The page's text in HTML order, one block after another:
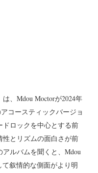
は、Mdou Moctorが2024年
コースティックバージョ
ドロックを中心とする前
とリズムの面白さが前
ルバムを聞くと、Mdou
叙情的な側面がより明